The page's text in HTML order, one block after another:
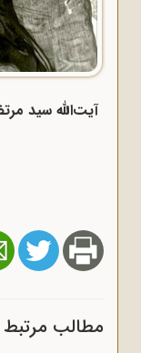
آیت‌الله سید
مطالب مرتبط